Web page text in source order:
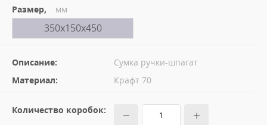
Размер, мм
350х150х450
Описание:
Сумка ручки-шпагат
Материал:
Крафт 70
Количество коробок: